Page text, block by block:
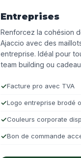
Entreprises
Renforcez la cohésion
Ajaccio avec des
entreprise. Idéal pour
team building ou
Facture pro avec TVA
Logo entreprise brodé
Couleurs corporate
Bon de commande